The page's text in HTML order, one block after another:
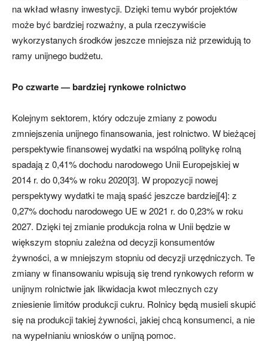
na wkład własny inwestycji. Dzięki temu wybór projektów
może być bardziej rozważny, a pula rzeczywiście
wykorzystanych środków jeszcze mniejsza niż przewidują to
ramy unijnego budżetu.
Po czwarte — bardziej rynkowe rolnictwo
Kolejnym sektorem, który odczuje zmiany z powodu
zmniejszenia unijnego finansowania, jest rolnictwo. W bieżącej
perspektywie finansowej wydatki na wspólną politykę rolną
spadają z 0,41% dochodu narodowego Unii Europejskiej w
2014 r. do 0,34% w roku 2020[3]. W propozycji nowej
perspektywy wydatki te mają spaść jeszcze bardziej[4]: z
0,27% dochodu narodowego UE w 2021 r. do 0,23% w roku
2027. Dzięki tej zmianie produkcja rolna w Unii będzie w
większym stopniu zależna od decyzji konsumentów
żywności, a w mniejszym stopniu od decyzji urzędniczych. Te
zmiany w finansowaniu wpisują się trend rynkowych reform w
unijnym rolnictwie jak likwidacja kwot mlecznych czy
zniesienie limitów produkcji cukru. Rolnicy będą musieli skupić
się na produkcji takiej żywności, jakiej chcą konsumenci, a nie
na wypełnianiu wniosków o unijną pomoc.